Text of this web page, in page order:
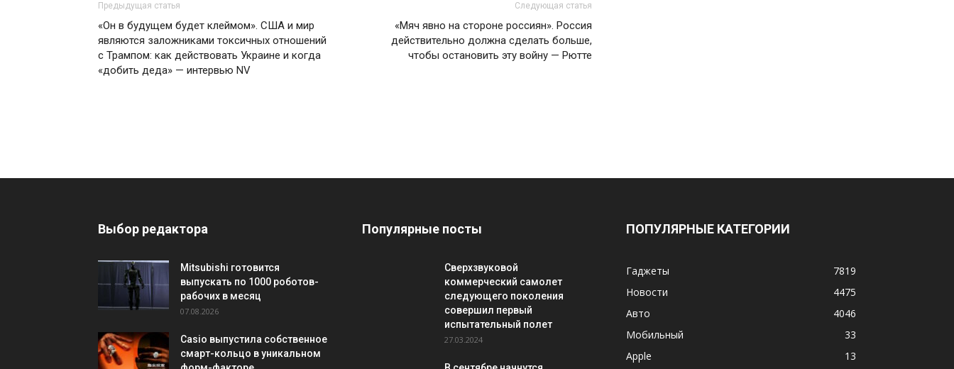
Предыдущая статья
«Он в будущем будет клеймом». США и мир
являются заложниками токсичных отношений
с Трампом: как действовать Украине и когда
«добить деда» — интервью NV
Следующая статья
«Мяч явно на стороне россиян». Россия
действительно должна сделать больше,
чтобы остановить эту войну — Рютте
Выбор редактора
Mitsubishi готовится
выпускать по 1000 роботов-
рабочих в месяц
07.08.2026
Casio выпустила собственное
смарт-кольцо в уникальном
Популярные посты
Сверхзвуковой
коммерческий самолет
следующего поколения
совершил первый
испытательный полет
27.03.2024
ПОПУЛЯРНЫЕ КАТЕГОРИИ
Гаджеты
7819
Новости
4475
Авто
4046
Мобильный
33
Apple
13